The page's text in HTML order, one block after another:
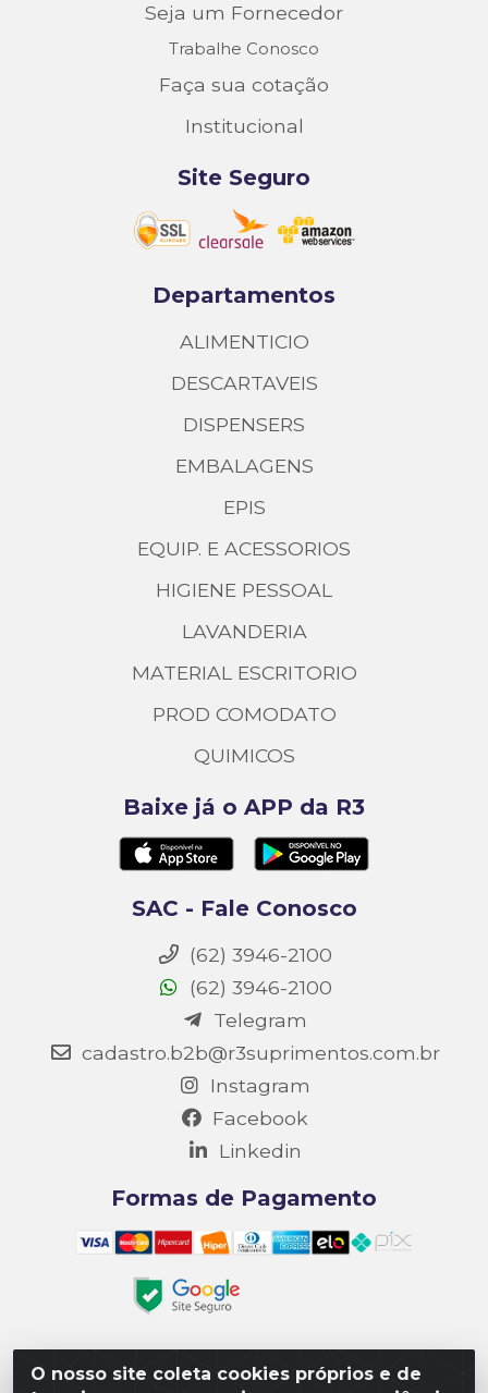
O nosso site coleta cookies próprios e de
Seja um Fornecedor
Trabalhe Conosco
Faça sua cotação
Institucional
Site Seguro
Departamentos
ALIMENTICIO
DESCARTAVEIS
DISPENSERS
EMBALAGENS
EPIS
EQUIP. E ACESSORIOS
HIGIENE PESSOAL
LAVANDERIA
MATERIAL ESCRITORIO
PROD COMODATO
QUIMICOS
Baixe já o APP da R3
SAC - Fale Conosco
(62) 3946-2100
(62) 3946-2100
Telegram
cadastro.b2b@r3suprimentos.com.br
Instagram
Facebook
Linkedin
Formas de Pagamento
Matriz R3 Suprimentos - Rua 14, Polo Empresarial Goiás